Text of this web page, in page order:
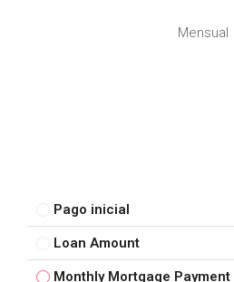
Mensual
Pago inicial
Loan Amount
Monthly Mortgage Payment